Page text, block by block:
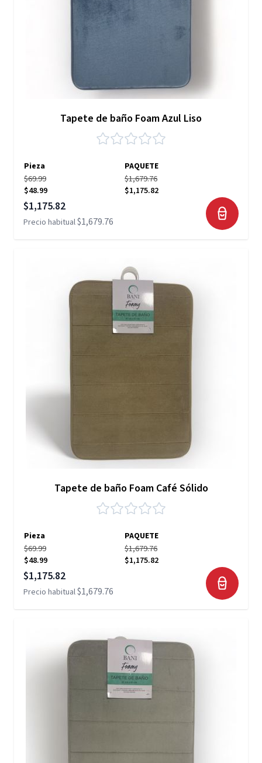
Tapete de baño Foam Azul Liso
Pieza
PAQUETE
$69.99
$48.99
$1,679.76
$1,175.82
Precio especial
$1,175.82
Precio habitual$1,679.76
Tapete de baño Foam Café Sólido
Pieza
PAQUETE
$69.99
$48.99
$1,679.76
$1,175.82
Precio especial
$1,175.82
Precio habitual$1,679.76